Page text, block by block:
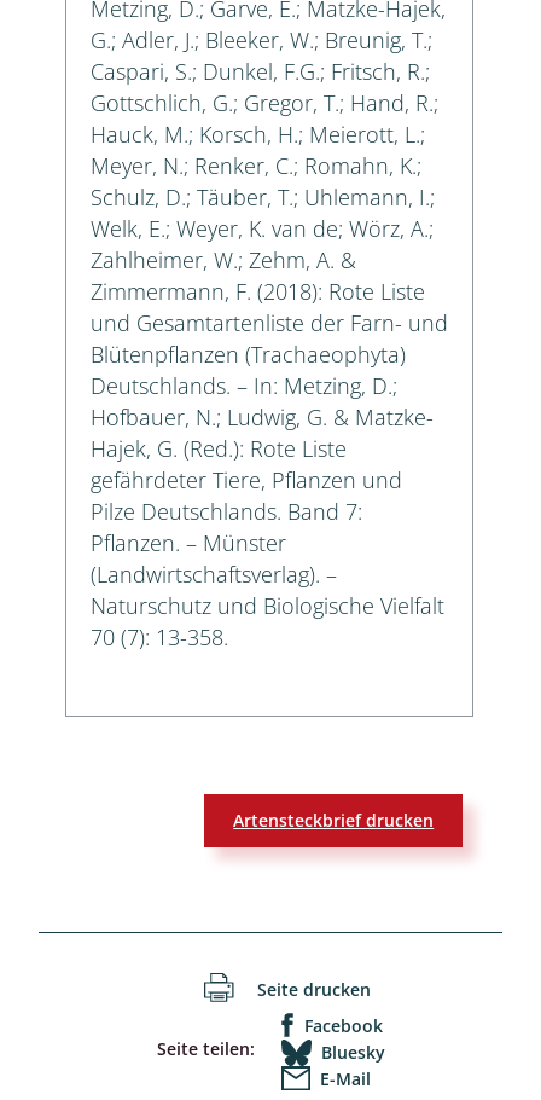
Metzing, D.; Garve, E.; Matzke-Hajek,
G.; Adler, J.; Bleeker, W.; Breunig, T.;
Caspari, S.; Dunkel, F.G.; Fritsch, R.;
Gottschlich, G.; Gregor, T.; Hand, R.;
Hauck, M.; Korsch, H.; Meierott, L.;
Meyer, N.; Renker, C.; Romahn, K.;
Schulz, D.; Täuber, T.; Uhlemann, I.;
Welk, E.; Weyer, K. van de; Wörz, A.;
Zahlheimer, W.; Zehm, A. &
Zimmermann, F. (2018): Rote Liste
und Gesamtartenliste der Farn- und
Blütenpflanzen (Trachaeophyta)
Deutschlands. – In: Metzing, D.;
Hofbauer, N.; Ludwig, G. & Matzke-
Hajek, G. (Red.): Rote Liste
gefährdeter Tiere, Pflanzen und
Pilze Deutschlands. Band 7:
Pflanzen. – Münster
(Landwirtschaftsverlag). –
Naturschutz und Biologische Vielfalt
70 (7): 13-358.
Artensteckbrief drucken
Seite drucken
Seite teilen:
Facebook
Bluesky
E-Mail